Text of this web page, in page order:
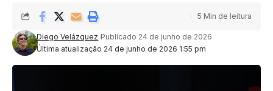
Última atualização 24 de junho de 2026 1:55 pm
Diego Velázquez Publicado 24 de junho de 2026
5 Min de leitura